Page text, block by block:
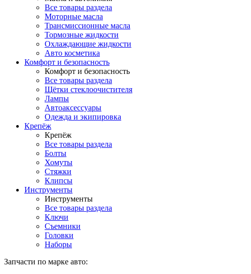
Все товары раздела
Моторные масла
Трансмиссионные масла
Тормозные жидкости
Охлаждающие жидкости
Авто косметика
Комфорт и безопасность
Комфорт и безопасность
Все товары раздела
Щётки стеклоочистителя
Лампы
Автоаксессуары
Одежда и экипировка
Крепёж
Крепёж
Все товары раздела
Болты
Хомуты
Стяжки
Клипсы
Инструменты
Инструменты
Все товары раздела
Ключи
Съемники
Головки
Наборы
Запчасти по марке авто: